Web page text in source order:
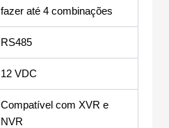
fazer até 4 combinações
RS485
12 VDC
Compatível com XVR e
NVR